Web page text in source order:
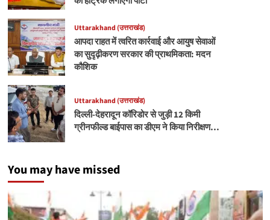
Uttarakhand (उत्तराखंड)
आपदा राहत में त्वरित कार्रवाई और आयुष सेवाओं
का सुदृढ़ीकरण सरकार की प्राथमिकता: मदन
कौशिक
Uttarakhand (उत्तराखंड)
दिल्ली-देहरादून कॉरिडोर से जुड़ी 12 किमी
ग्रीनफील्ड बाईपास का डीएम ने किया निरीक्षण…
You may have missed